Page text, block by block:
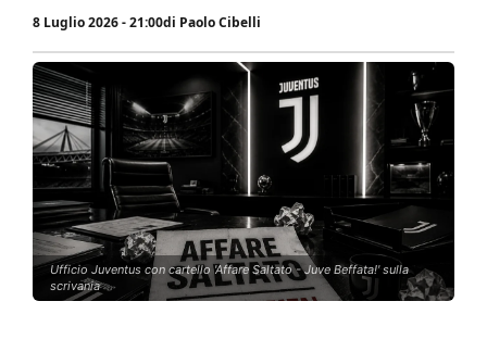
8 Luglio 2026 - 21:00di Paolo Cibelli
Ufficio Juventus con cartello 'Affare Saltato - Juve Beffata!' sulla
scrivania